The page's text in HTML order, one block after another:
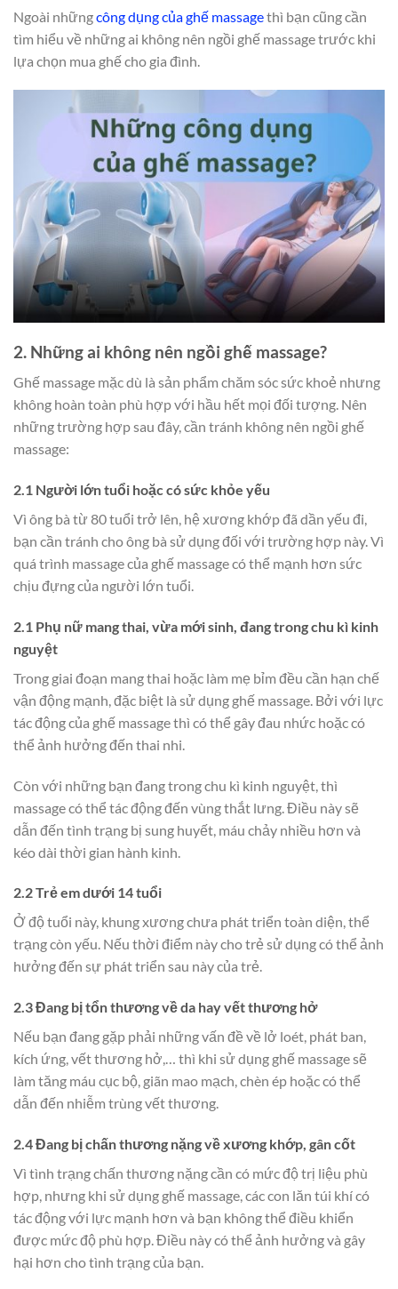
Ngoài nhữngcông dụng của ghế massagethì bạn cũng cần
tìm hiểu về những ai không nên ngồi ghế massage trước khi
lựa chọn mua ghế cho gia đình.
2. Những ai không nên ngồi ghế massage?
Ghế massage mặc dù là sản phẩm chăm sóc sức khoẻ nhưng
không hoàn toàn phù hợp với hầu hết mọi đối tượng. Nên
những trường hợp sau đây, cần tránh không nên ngồi ghế
massage:
2.1 Người lớn tuổi hoặc có sức khỏe yếu
Vì ông bà từ 80 tuổi trở lên, hệ xương khớp đã dần yếu đi,
bạn cần tránh cho ông bà sử dụng đối với trường hợp này. Vì
quá trình massage của ghế massage có thể mạnh hơn sức
chịu đựng của người lớn tuổi.
2.1 Phụ nữ mang thai, vừa mới sinh, đang trong chu kì kinh
nguyệt
Trong giai đoạn mang thai hoặc làm mẹ bỉm đều cần hạn chế
vận động mạnh, đặc biệt là sử dụng ghế massage. Bởi với lực
tác động của ghế massage thì có thể gây đau nhức hoặc có
thể ảnh hưởng đến thai nhi.
Còn với những bạn đang trong chu kì kinh nguyệt, thì
massage có thể tác động đến vùng thắt lưng. Điều này sẽ
dẫn đến tình trạng bị sung huyết, máu chảy nhiều hơn và
kéo dài thời gian hành kinh.
2.2 Trẻ em dưới 14 tuổi
Ở độ tuổi này, khung xương chưa phát triển toàn diện, thể
trạng còn yếu. Nếu thời điểm này cho trẻ sử dụng có thể ảnh
hưởng đến sự phát triển sau này của trẻ.
2.3 Đang bị tổn thương về da hay vết thương hở
Nếu bạn đang gặp phải những vấn đề về lở loét, phát ban,
kích ứng, vết thương hở,… thì khi sử dụng ghế massage sẽ
làm tăng máu cục bộ, giãn mao mạch, chèn ép hoặc có thể
dẫn đến nhiễm trùng vết thương.
2.4 Đang bị chấn thương nặng về xương khớp, gân cốt
Vì tình trạng chấn thương nặng cần có mức độ trị liệu phù
hợp, nhưng khi sử dụng ghế massage, các con lăn túi khí có
tác động với lực mạnh hơn và bạn không thể điều khiển
được mức độ phù hợp. Điều này có thể ảnh hưởng và gây
hại hơn cho tình trạng của bạn.